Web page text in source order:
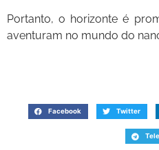
Portanto, o horizonte é
aventuram no mundo do
Facebook Twitter